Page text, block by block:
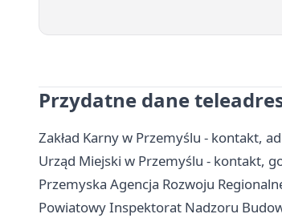
Przydatne dane
Zakład Karny w Przemyślu - kontakt,
Urząd Miejski w Przemyślu - kontakt,
Przemyska Agencja Rozwoju
Powiatowy Inspektorat Nadzoru